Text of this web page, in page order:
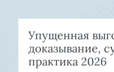
Упущенная
доказывание,
практика 2026